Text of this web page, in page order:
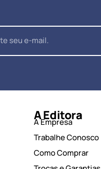
A Editora
A Empresa
Trabalhe Conosco
Como Comprar